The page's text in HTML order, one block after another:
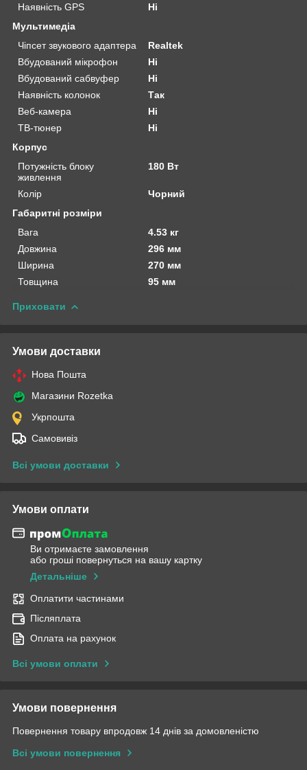
Наявність GPS
Ні
Мультимедіа
Чіпсет звукового адаптера
Realtek
Вбудований мікрофон
Ні
Вбудований сабвуфер
Ні
Наявність колонок
Так
Веб-камера
Ні
ТВ-тюнер
Ні
Корпус
Потужність блоку
живлення
180 Вт
Колір
Чорний
Габаритні розміри
Вага
4.53 кг
Довжина
296 мм
Ширина
270 мм
Товщина
95 мм
Приховати
Умови доставки
Нова Пошта
Магазини Rozetka
Укрпошта
Самовивіз
Всі умови доставки
Умови оплати
Ви отримаєте замовлення
або гроші повернуться на вашу картку
Детальніше
Оплатити частинами
Післяплата
Оплата на рахунок
Всі умови оплати
Умови повернення
Повернення товару впродовж 14 днів за домовленістю
Всі умови повернення